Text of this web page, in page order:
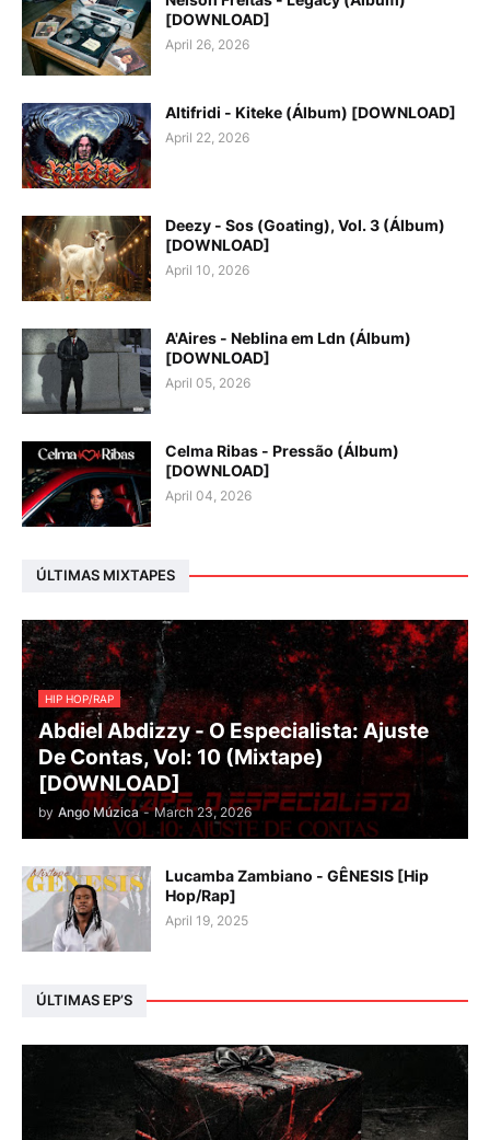
[DOWNLOAD]
April 26, 2026
Altifridi - Kiteke (Álbum) [DOWNLOAD]
April 22, 2026
Deezy - Sos (Goating), Vol. 3 (Álbum)
[DOWNLOAD]
April 10, 2026
A'Aires - Neblina em Ldn (Álbum)
[DOWNLOAD]
April 05, 2026
Celma Ribas - Pressão (Álbum)
[DOWNLOAD]
April 04, 2026
ÚLTIMAS MIXTAPES
HIP HOP/RAP
Abdiel Abdizzy - O Especialista: Ajuste
De Contas, Vol: 10 (Mixtape)
[DOWNLOAD]
by Ango Múzica - March 23, 2026
Lucamba Zambiano - GÊNESIS [Hip
Hop/Rap]
April 19, 2025
ÚLTIMAS EP’S